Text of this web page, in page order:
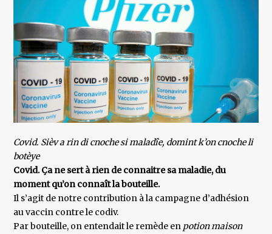
Covid. Sièv a rin di cnoche si maladîe, domint k’on cnoche li
botèye
Covid. Ça ne sert à rien de connaitre sa maladie, du
moment qu’on connaît la bouteille.
Il s’agit de notre contribution à la campagne d’adhésion
au vaccin contre le codiv.
Par bouteille, on entendait le remède en potion maison